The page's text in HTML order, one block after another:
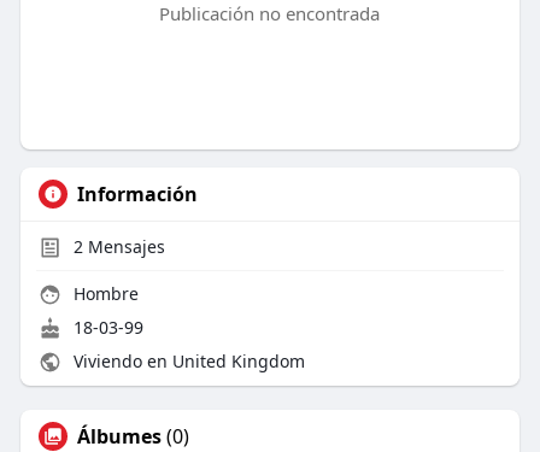
Publicación no encontrada
Información
2Mensajes
Hombre
18-03-99
Viviendo en United Kingdom
Álbumes(0)